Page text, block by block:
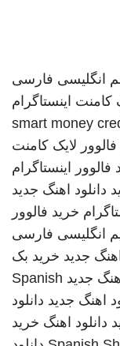
انگلیسی فارسی
کامنت اینستاگرام
smart money
لایک کامنت
فالوور اینستاگرام
دانلود اهنگ جدید
خرید فالوور
انگلیسی فارسی
جدید خرید بک
جدید Spanish
اهنگ جدید دانلود
دانلود اهنگ خرید